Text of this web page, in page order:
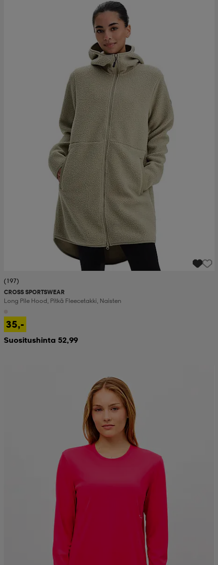
(197)
CROSS SPORTSWEAR
Long Pile Hood, Pitkä Fleecetakki, Naisten
35,-
Suositushinta 52,99